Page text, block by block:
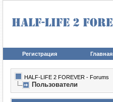
Регистрация Главная
HALF-LIFE 2 FOREVER - Forums
Пользователи